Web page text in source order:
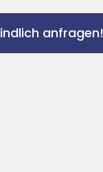
anfragen!